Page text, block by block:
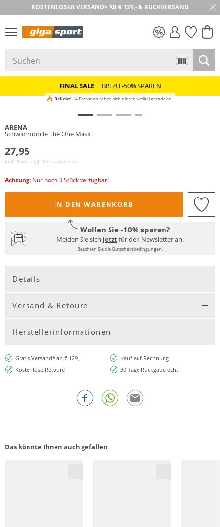
KOSTENLOSER VERSAND* AB € 129,- & RÜCKVERSAND
30 TAGE RÜCKGABE
FINAL SALE | BIS ZU -50% SPAREN
Beliebt! 14 Personen sehen sich diesen Artikel gerade an
ARENA
Schwimmbrille The One Mask
27,95
inkl. Mwst zzgl. Versandkosten
Achtung: Nur noch 3 Stück verfügbar!
IN DEN WARENKORB
Wollen Sie -10% sparen?
Melden Sie sich jetztfür den Newsletter an.
Beachten Sie die Gutscheinbedingungen.
Details
Versand & Retoure
Herstellerinformationen
Gratis Versand* ab € 129,-
Kauf auf Rechnung
Kostenlose Retoure
30 Tage Rückgaberecht
Das könnte Ihnen auch gefallen